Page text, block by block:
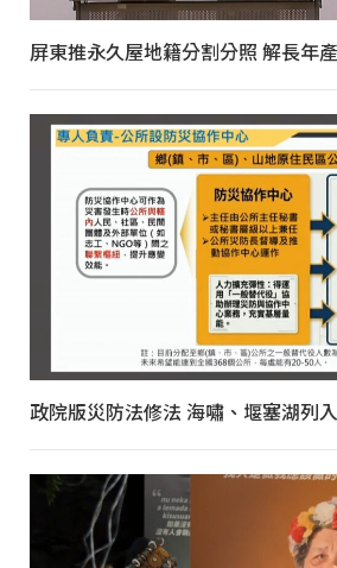
屏東推永久屋地籍分割分照 解長年
政院版災防法修法 海嘯、堰塞湖列